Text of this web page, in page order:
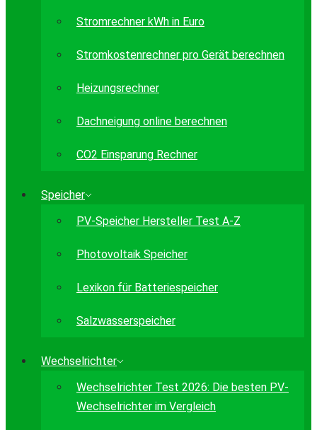
Stromrechner kWh in Euro
Stromkostenrechner pro Gerät berechnen
Heizungsrechner
Dachneigung online berechnen
CO2 Einsparung Rechner
Speicher
PV-Speicher Hersteller Test A-Z
Photovoltaik Speicher
Lexikon für Batteriespeicher
Salzwasserspeicher
Wechselrichter
Wechselrichter Test 2026: Die besten PV-
Wechselrichter im Vergleich